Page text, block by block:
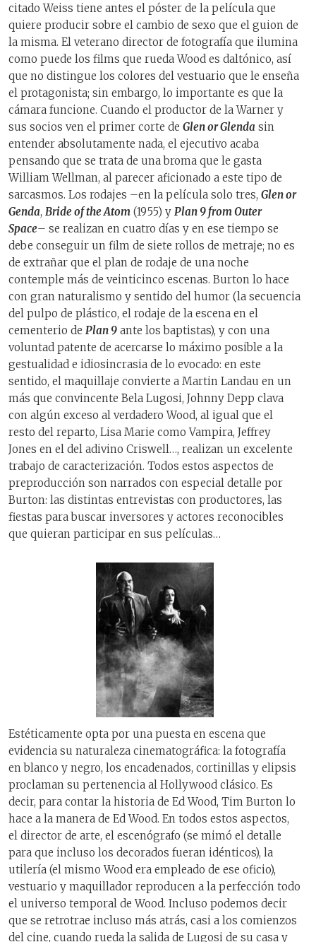
citado Weiss tiene antes el póster de la película que
quiere producir sobre el cambio de sexo que el guion de
la misma. El veterano director de fotografía que ilumina
como puede los films que rueda Wood es daltónico, así
que no distingue los colores del vestuario que le enseña
el protagonista; sin embargo, lo importante es que la
cámara funcione. Cuando el productor de la Warner y
sus socios ven el primer corte de Glen or Glenda sin
entender absolutamente nada, el ejecutivo acaba
pensando que se trata de una broma que le gasta
William Wellman, al parecer aficionado a este tipo de
sarcasmos. Los rodajes –en la película solo tres, Glen or
Genda, Bride of the Atom (1955) y Plan 9 from Outer
Space– se realizan en cuatro días y en ese tiempo se
debe conseguir un film de siete rollos de metraje; no es
de extrañar que el plan de rodaje de una noche
contemple más de veinticinco escenas. Burton lo hace
con gran naturalismo y sentido del humor (la secuencia
del pulpo de plástico, el rodaje de la escena en el
cementerio de Plan 9 ante los baptistas), y con una
voluntad patente de acercarse lo máximo posible a la
gestualidad e idiosincrasia de lo evocado: en este
sentido, el maquillaje convierte a Martin Landau en un
más que convincente Bela Lugosi, Johnny Depp clava
con algún exceso al verdadero Wood, al igual que el
resto del reparto, Lisa Marie como Vampira, Jeffrey
Jones en el del adivino Criswell…, realizan un excelente
trabajo de caracterización. Todos estos aspectos de
preproducción son narrados con especial detalle por
Burton: las distintas entrevistas con productores, las
fiestas para buscar inversores y actores reconocibles
que quieran participar en sus películas…
Estéticamente opta por una puesta en escena que
evidencia su naturaleza cinematográfica: la fotografía
en blanco y negro, los encadenados, cortinillas y elipsis
proclaman su pertenencia al Hollywood clásico. Es
decir, para contar la historia de Ed Wood, Tim Burton lo
hace a la manera de Ed Wood. En todos estos aspectos,
el director de arte, el escenógrafo (se mimó el detalle
para que incluso los decorados fueran idénticos), la
utilería (el mismo Wood era empleado de ese oficio),
vestuario y maquillador reproducen a la perfección todo
el universo temporal de Wood. Incluso podemos decir
que se retrotrae incluso más atrás, casi a los comienzos
del cine, cuando rueda la salida de Lugosi de su casa y